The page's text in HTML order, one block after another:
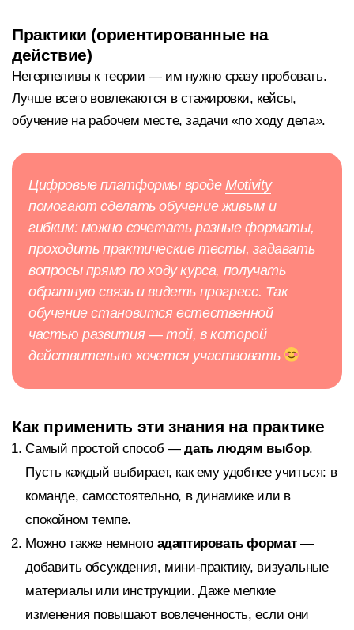
Практики (ориентированные на
действие)
Нетерпеливы к теории — им нужно сразу пробовать.
Лучше всего вовлекаются в стажировки, кейсы,
обучение на рабочем месте, задачи «по ходу дела».
Цифровые платформы вроде Motivity
помогают сделать обучение живым и
гибким: можно сочетать разные форматы,
проходить практические тесты, задавать
вопросы прямо по ходу курса, получать
обратную связь и видеть прогресс. Так
обучение становится естественной
частью развития — той, в которой
действительно хочется участвовать
Как применить эти знания на практике
Самый простой способ —дать людям выбор.
Пусть каждый выбирает, как ему удобнее учиться: в
команде, самостоятельно, в динамике или в
спокойном темпе.
Можно также немного адаптировать формат—
добавить обсуждения, мини-практику, визуальные
материалы или инструкции. Даже мелкие
изменения повышают вовлеченность, если они